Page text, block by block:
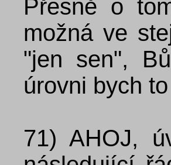
Přesně o
možná ve
"jen sen",
úrovni bych
71)AHOJ,